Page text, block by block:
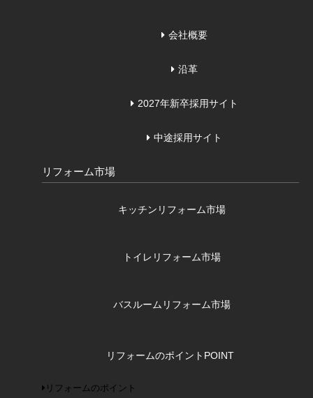
会社概要
沿革
2027年新卒採用サイト
中途採用サイト
リフォーム市場
キッチンリフォーム市場
トイレリフォーム市場
バスルームリフォーム市場
リフォームのポイント POINT
リフォームのポイント